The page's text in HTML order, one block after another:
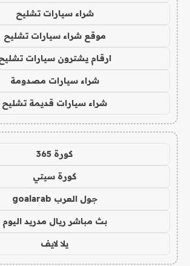
شراء سيارات تشليح
موقع شراء سيارات تشليح
ارقام يشترون سيارات
شراء سيارات مصدومة
شراء سيارات قديمة تشليح
كورة 365
كورة سيتي
جول العرب goalarab
بث مباشر ريال مدريد اليوم
يلا لايف